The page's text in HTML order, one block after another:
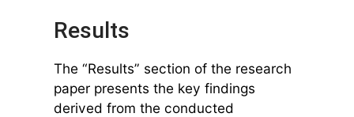
Results
The “Results” section of the research
paper presents the key findings
derived from the conducted